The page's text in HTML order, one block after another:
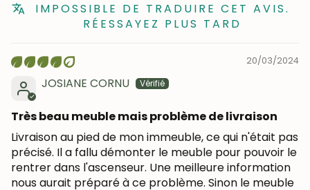
IMPOSSIBLE DE TRADUIRE CET AVIS.
RÉESSAYEZ PLUS TARD
20/03/2024
JOSIANE CORNU
Très beau meuble mais problème de livraison
Livraison au pied de mon immeuble, ce qui n'était pas
précisé. Il a fallu démonter le meuble pour pouvoir le
rentrer dans l'ascenseur. Une meilleure information
nous aurait préparé à ce problème. Sinon le meuble